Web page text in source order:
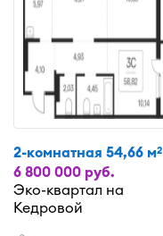
2-комнатная 54,66 м2
6 800 000 руб.
Эко-квартал на
Кедровой